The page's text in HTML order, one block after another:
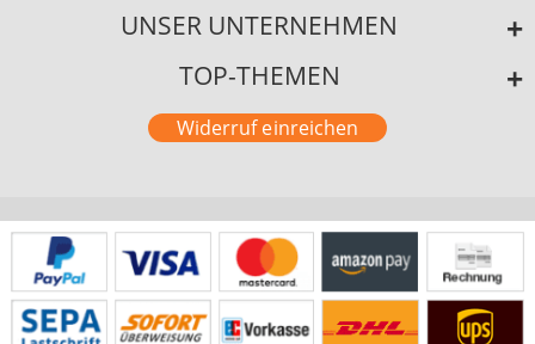
UNSER UNTERNEHMEN
TOP-THEMEN
Widerruf einreichen